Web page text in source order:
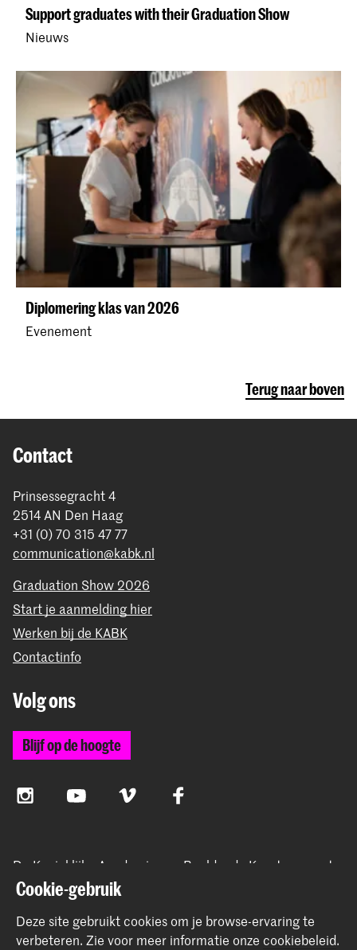
Support graduates with their Graduation Show
Nieuws
Diplomering klas van 2026
Evenement
Terug naar boven
Contact
Prinsessegracht 4
2514 AN Den Haag
+31 (0) 70 315 47 77
communication@kabk.nl
Graduation Show 2026
Start je aanmelding hier
Werken bij de KABK
Contactinfo
Volg ons
Blijf op de hoogte
InstagramYouTube Vimeo Facebook
De Koninklijke Academie van Beeldende Kunsten vormt
samen met het Koninklijk Conservatorium de Hogeschool
der Kunsten Den Haag
Cookie-gebruik
Deze site gebruikt cookies om je browse-ervaring te
verbeteren. Zie voor meer informatie onze cookiebeleid.